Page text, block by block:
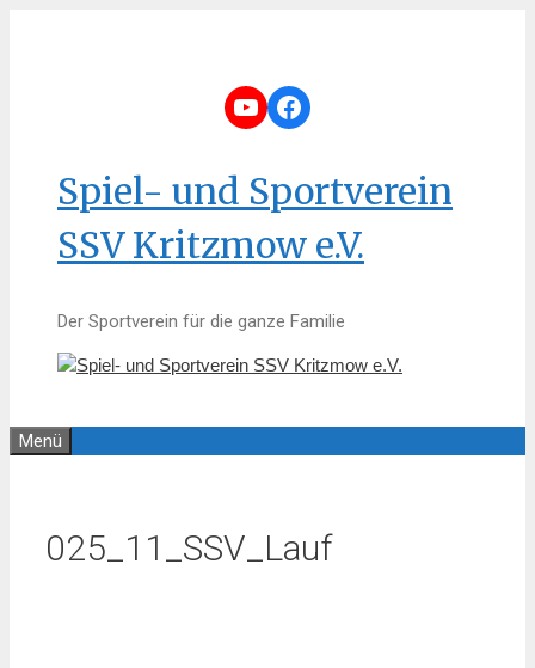
YouTube
Facebook
Spiel- und Sportverein
SSV Kritzmow e.V.
Der Sportverein für die ganze Familie
Menü
025_11_SSV_Lauf